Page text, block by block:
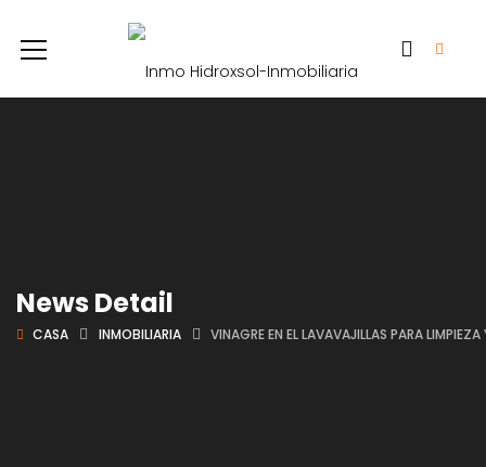
News Detail
CASA INMOBILIARIA VINAGRE EN EL LAVAVAJILLAS PARA